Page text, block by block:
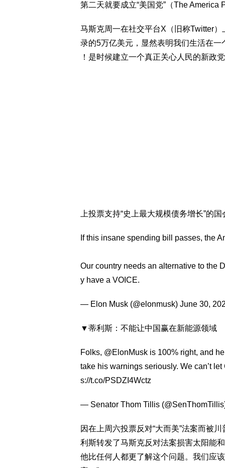
第二天就要成立“美国党”（The
马斯克周一在社交平台X（旧称Twitter
录的5万亿美元，显然表明我们生活在
！是时候建立一个真正关心人民的新政
上投票支持“史上最大规模债务增长”的
If this insane spending bill passes, the
Our country needs an alternative to the
y have a VOICE.
— Elon Musk (@elonmusk) June 30,
▼蒂利斯：不能让中国赢在新能源领域
Folks, @ElonMusk is 100% right, and
take his warnings seriously. We can’t
s://t.co/PSDZI4Wctz
— Senator Thom Tillis
因在上周六投票反对“大而美”法案而被
利斯转发了马斯克反对法案损害太阳能
他比任何人都更了解这个问题。我们应